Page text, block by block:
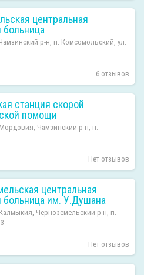
центральная
больница
р-н, п. Комсомольский, ул.
6 отзывов
станция скорой
помощи
Чамзинский р-н, п.
Нет отзывов
центральная
больница им. У.Душана
Черноземельский р-н, п.
Нет отзывов